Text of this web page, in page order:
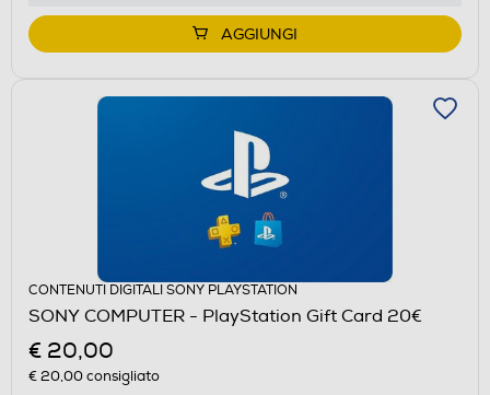
AGGIUNGI
CONTENUTI DIGITALI SONY PLAYSTATION
SONY COMPUTER - PlayStation Gift Card 20€
€ 20,00
€ 20,00consigliato